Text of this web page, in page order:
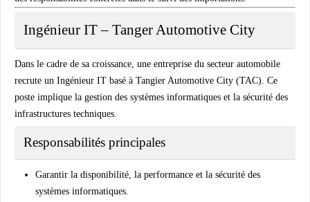
Ingénieur IT – Tanger Automotive City
Dans le cadre de sa croissance, une entreprise du secteur automobile
recrute un Ingénieur IT basé à Tangier Automotive City (TAC) . Ce
poste implique la gestion des systèmes informatiques et la sécurité des
infrastructures techniques.
Responsabilités principales
Garantir la disponibilité, la performance et la sécurité des
systèmes informatiques.